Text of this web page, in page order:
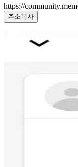
https://
주소복사